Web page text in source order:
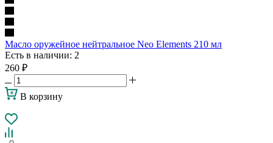
Масло оружейное нейтральное Neo Elements 210 мл
Есть в наличии: 2
260 ₽
В корзину